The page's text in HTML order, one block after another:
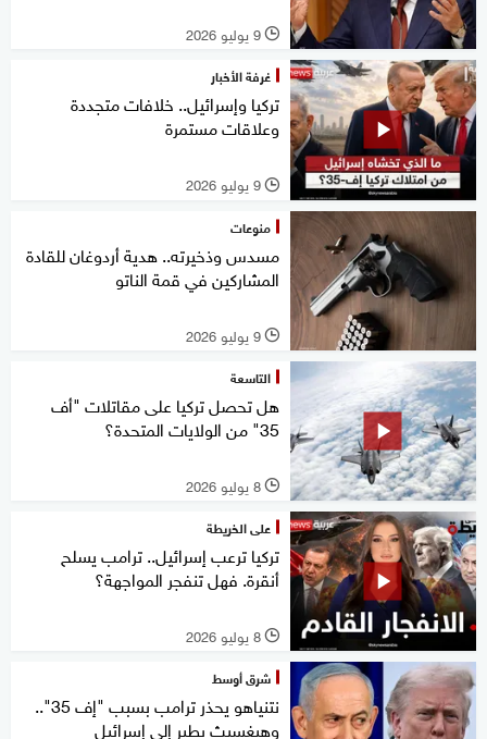
l 9 يوليو 2026
غرفة الأخبار
تركيا وإسرائيل.. خلافات متجددة
وعلاقات مستمرة
l 9 يوليو 2026
منوعات
مسدس وذخيرته.. هدية أردوغان للقادة
المشاركين في قمة الناتو
l 9 يوليو 2026
التاسعة
هل تحصل تركيا على مقاتلات "أف
35" من الولايات المتحدة؟
l 8 يوليو 2026
على الخريطة
تركيا ترعب إسرائيل.. ترامب يسلح
أنقرة. فهل تنفجر المواجهة؟
l 8 يوليو 2026
شرق أوسط
نتنياهو يحذر ترامب بسبب "إف 35"..
وهيغسيث يطير إلى إسرائيل